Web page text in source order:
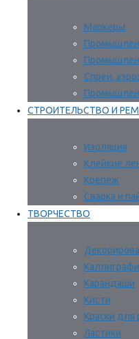
Маркеры
Спреи,
СТРОИТЕЛЬСТВО И
Изоляция
Клейкие
Крепеж
Сварка и
ТВОРЧЕСТВО
Карандаши
Кисти
Краски для
Ластики